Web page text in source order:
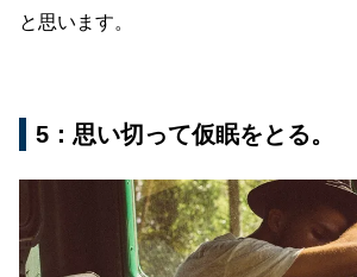
と思います。
5：思い切って仮眠をとる。